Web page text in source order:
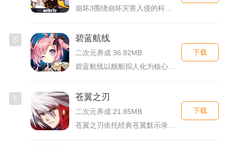
5 碧蓝航线
二次元养成 36.82MB
碧蓝航线以舰船拟人化为核心载体，将各类历史战舰塑造成风格各异...
下载
6 苍翼之刃
二次元养成 21.85MB
下载